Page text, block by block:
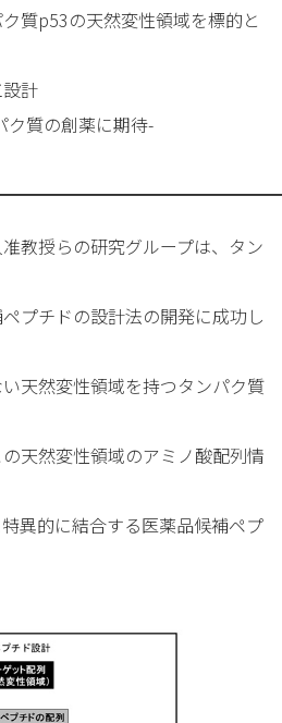
の天然変性領域を標的と
計
の創薬に期待-
教授らの研究グループは、タン
プチドの設計法の開発に成功し
天然変性領域を持つタンパク質
天然変性領域のアミノ酸配列情
異的に結合する医薬品候補ペプ